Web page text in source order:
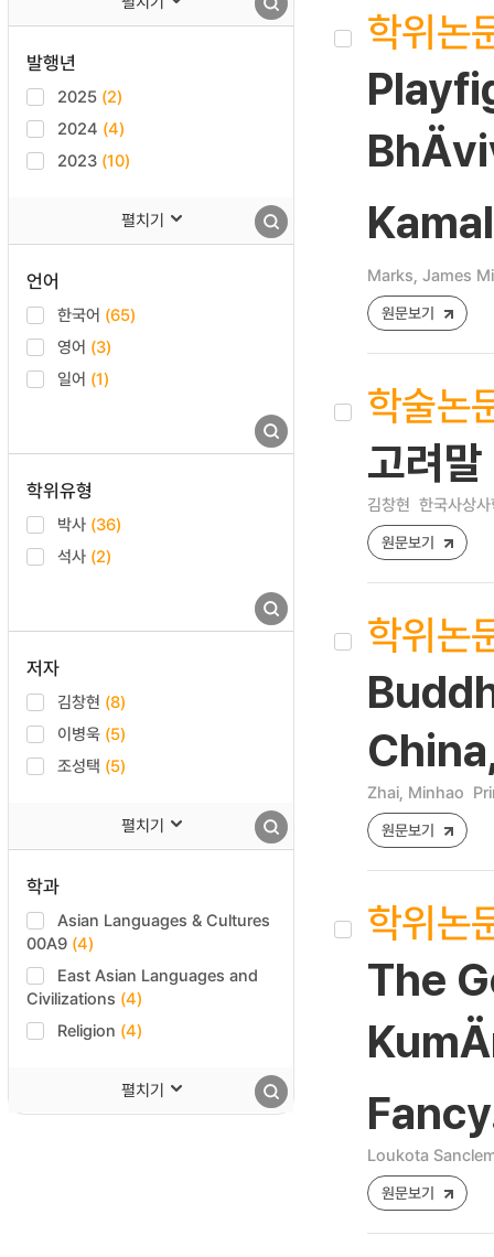
발행년
2025 (2)
2024 (4)
2023 (10)
펼치기
언어
한국어 (65)
영어 (3)
일어 (1)
학위유형
박사 (36)
석사 (2)
저자
김창현 (8)
이병욱 (5)
조성택 (5)
펼치기
학과
Asian Languages & Cultures
00A9 (4)
East Asian Languages and
Civilizations (4)
Religion (4)
펼치기
학위논
Marks, James
원문보기
학술논
고려
김창현 한국사상
원문보기
학위논
Zhai, Minhao
원문보기
학위논
The
Loukota
원문보기